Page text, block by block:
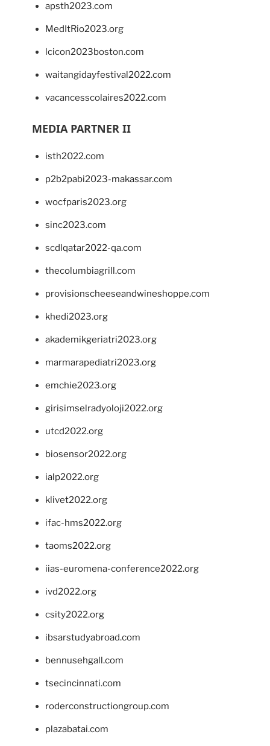
apsth2023.com
MedItRio2023.org
lcicon2023boston.com
waitangidayfestival2022.com
vacancesscolaires2022.com
MEDIA PARTNER II
isth2022.com
p2b2pabi2023-makassar.com
wocfparis2023.org
sinc2023.com
scdlqatar2022-qa.com
thecolumbiagrill.com
provisionscheeseandwineshoppe.com
khedi2023.org
akademikgeriatri2023.org
marmarapediatri2023.org
emchie2023.org
girisimselradyoloji2022.org
utcd2022.org
biosensor2022.org
ialp2022.org
klivet2022.org
ifac-hms2022.org
taoms2022.org
iias-euromena-conference2022.org
ivd2022.org
csity2022.org
ibsarstudyabroad.com
bennusehgall.com
tsecincinnati.com
roderconstructiongroup.com
plazabatai.com